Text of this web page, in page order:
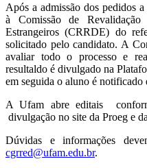
Após a admissão dos pedidos
à Comissão de
Estrangeiros (CRRDE) do
solicitado pelo candidato. A
avaliar todo o processo e
resultaldo é divulgado na
em seguida o aluno é notificado
A Ufam abre editais
divulgação no site da Proeg e
Dúvidas e informações
cgrred@ufam.edu.br.